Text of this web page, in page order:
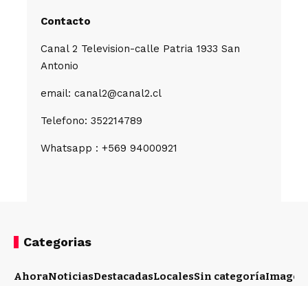
Contacto
Canal 2 Television-calle Patria 1933 San
Antonio
email: canal2@canal2.cl
Telefono: 352214789
Whatsapp : +569 94000921
Categorias
AhoraNoticiasDestacadasLocalesSin categoríaImagen